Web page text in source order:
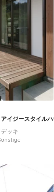
イジースタイルハ
ッキ